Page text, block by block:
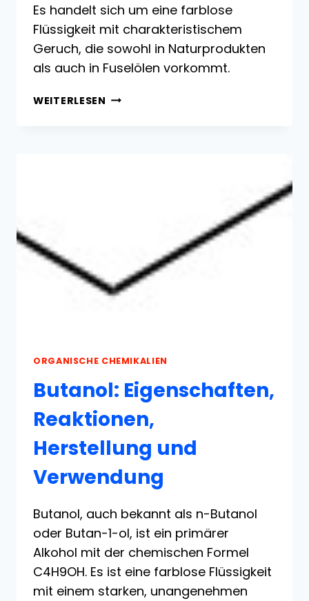
Es handelt sich um eine farblose
Flüssigkeit mit charakteristischem
Geruch, die sowohl in Naturprodukten
als auch in Fuselölen vorkommt.
WEITERLESEN 2-
ORGANISCHE CHEMIKALIEN
Butanol: Eigenschaften,
Reaktionen,
Herstellung und
Verwendung
Butanol, auch bekannt als n-Butanol
oder Butan-1-ol, ist ein primärer
Alkohol mit der chemischen Formel
C4H9OH. Es ist eine farblose Flüssigkeit
mit einem starken, unangenehmen